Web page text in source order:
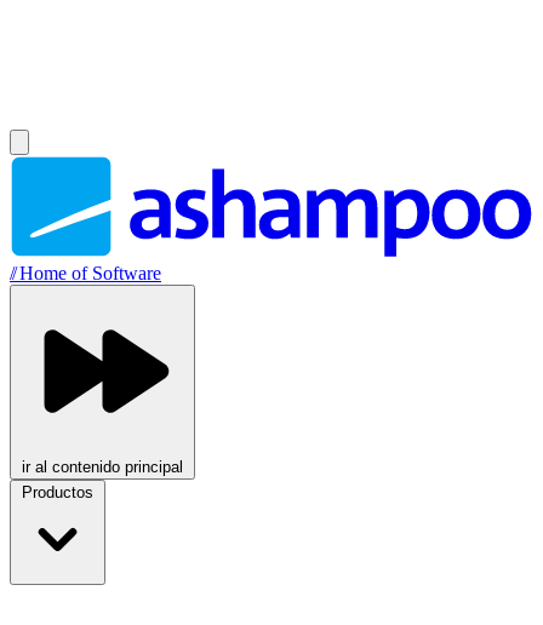
//Home of Software
ir al contenido principal
Productos